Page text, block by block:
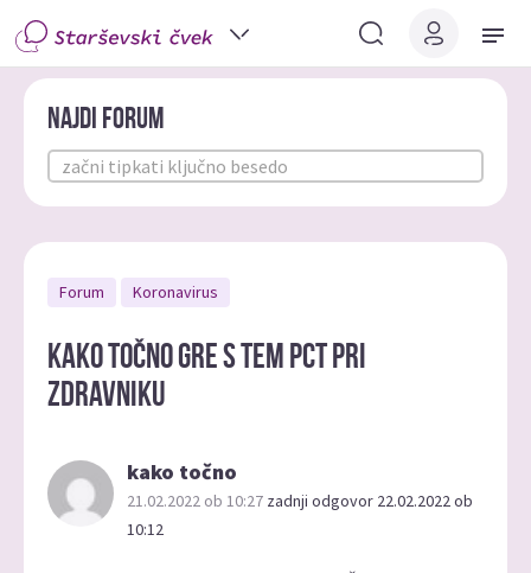
Najdi forum
Forum Koronavirus
kako točno gre s tem PCT pri
zdravniku
kako točno
21.02.2022 ob 10:27 zadnji odgovor 22.02.2022 ob
10:12